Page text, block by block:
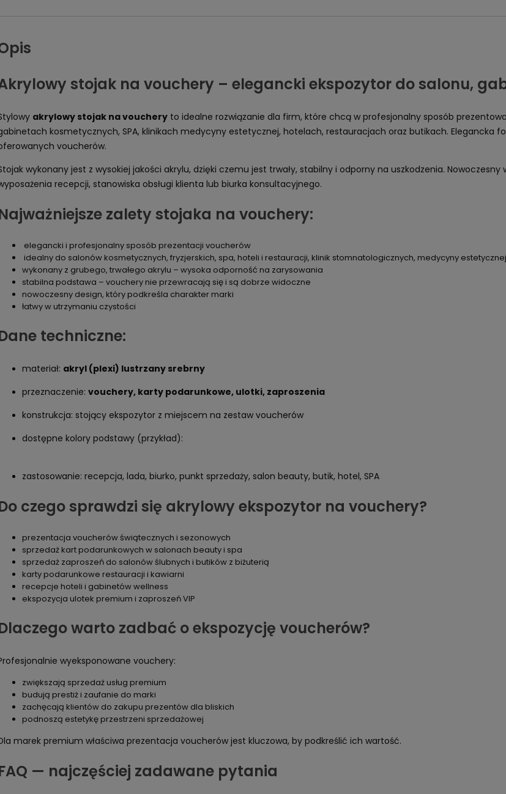
stojak na vouchery – elegancki ekspozytor do salonu,
akrylowy stojak na vouchery to idealne rozwiązanie dla firm, które chcą w profesjonalny sposób
kosmetycznych, SPA, klinikach medycyny estetycznej, hotelach, restauracjach oraz butikach. Elegancka
voucherów.
wykonany jest z wysokiej jakości akrylu, dzięki czemu jest trwały, stabilny i odporny na uszkodzenia.
recepcji, stanowiska obsługi klienta lub biurka konsultacyjnego.
zalety stojaka na vouchery:
elegancki i profesjonalny sposób prezentacji voucherów
idealny do salonów kosmetycznych, fryzjerskich, spa, hoteli i restauracji, klinik stomnatologicznych, medycyny estetycznej
wykonany z grubego, trwałego akrylu – wysoka odporność na zarysowania
stabilna podstawa – vouchery nie przewracają się i są dobrze widoczne
nowoczesny design, który podkreśla charakter marki
łatwy w utrzymaniu czystości
techniczne:
materiał: akryl (plexi) lustrzany srebrny
przeznaczenie: vouchery, karty podarunkowe, ulotki, zaproszenia
konstrukcja: stojący ekspozytor z miejscem na zestaw voucherów
dostępne kolory podstawy (przykład):
zastosowanie: recepcja, lada, biurko, punkt sprzedaży, salon beauty, butik, hotel, SPA
czego sprawdzi się akrylowy ekspozytor na vouchery?
prezentacja voucherów świątecznych i sezonowych
sprzedaż kart podarunkowych w salonach beauty i spa
sprzedaż zaproszeń do salonów ślubnych i butików z biżuterią
karty podarunkowe restauracji i kawiarni
recepcje hoteli i gabinetów wellness
ekspozycja ulotek premium i zaproszeń VIP
warto zadbać o ekspozycję voucherów?
wyeksponowane vouchery:
zwiększają sprzedaż usług premium
budują prestiż i zaufanie do marki
zachęcają klientów do zakupu prezentów dla bliskich
podnoszą estetykę przestrzeni sprzedażowej
marek premium właściwa prezentacja voucherów jest kluczowa, by podkreślić ich wartość.
— najczęściej zadawane pytania